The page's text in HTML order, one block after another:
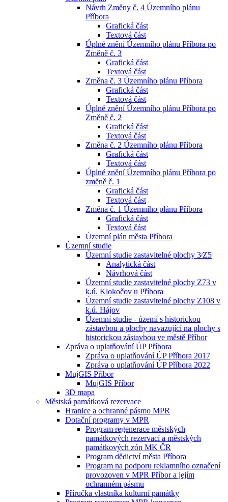
Návrh Změny č. 4 Územního plánu
Příbora
Grafická část
Textová část
Úplné znění Územního plánu Příbora po
Změně č. 3
Grafická část
Textová část
Změna č. 3 Územního plánu Příbora
Grafická část
Textová část
Úplné znění Územního plánu Příbora po
Změně č. 2
Grafická část
Textová část
Změna č. 2 Územního plánu Příbora
Grafická část
Textová část
Úplné znění Územního plánu Příbora po
změně č. 1
Grafická část
Textová část
Změna č. 1 Územního plánu Příbora
Grafická část
Textová část
Územní plán města Příbora
Územní studie
Územní studie zastavitelné plochy 3⁄Z5
Analytická část
Návrhová část
Územní studie zastavitelné plochy Z73 v
k.ú. Klokočov u Příbora
Územní studie zastavitelné plochy Z108 v
k.ú. Hájov
Územní studie - území s historickou
zástavbou a plochy navazující na plochy s
historickou zástavbou ve městě Příbor
Zpráva o uplatňování ÚP Příbora
Zpráva o uplatňování ÚP Příbora 2017
Zpráva o uplatňování ÚP Příbora 2022
MujGIS Příbor
MujGIS Příbor
3D mapa
Městská památková rezervace
Hranice a ochranné pásmo MPR
Dotační programy v MPR
Program regenerace městských
památkových rezervací a městských
památkových zón MK ČR
Program dědictví města Příbora
Program na podporu reklamního označení
provozoven v MPR Příbor a jejím
ochranném pásmu
Příručka vlastníka kulturní památky